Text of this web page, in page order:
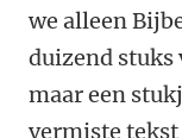
we alleen
duizend stuks
maar een
vermiste tekst